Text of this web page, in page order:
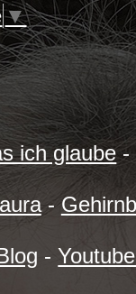
▼
ich glaube-
-
-